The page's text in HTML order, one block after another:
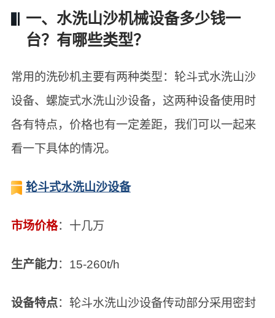
一、水洗山沙机械设备多少钱一
台？有哪些类型？
常用的洗砂机主要有两种类型：轮斗式水洗山沙
设备、螺旋式水洗山沙设备，这两种设备使用时
各有特点，价格也有一定差距，我们可以一起来
看一下具体的情况。
轮斗式水洗山沙设备
市场价格：十几万
生产能力：15-260t/h
设备特点：轮斗水洗山沙设备传动部分采用密封